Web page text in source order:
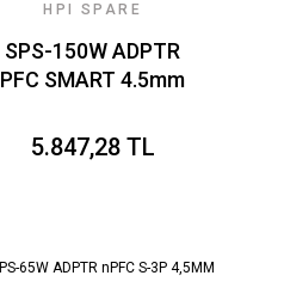
HPI SPARE
SPS-150W ADPTR
PFC SMART 4.5mm
5.847,28 TL